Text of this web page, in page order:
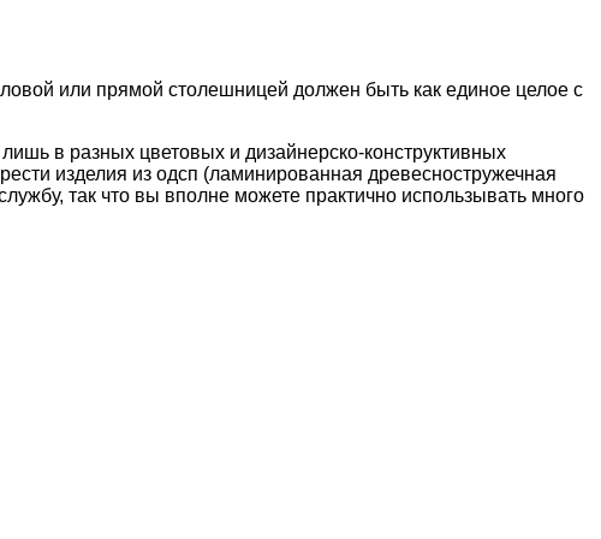
или прямой столешницей должен быть как единое целое с
в разных цветовых и дизайнерско-конструктивных
изделия из одсп (ламинированная древесностружечная
так что вы вполне можете практично использывать много